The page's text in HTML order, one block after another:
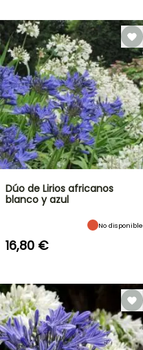
Dúo de Lirios africanos
blanco y azul
No disponible
16,80 €